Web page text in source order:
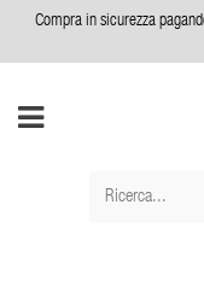
Compra in sicurezza